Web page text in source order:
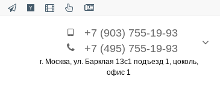
+7 (903) 755-19-93
+7 (495) 755-19-93
г. Москва, ул. Барклая 13с1 подъезд 1, цоколь,
офис 1